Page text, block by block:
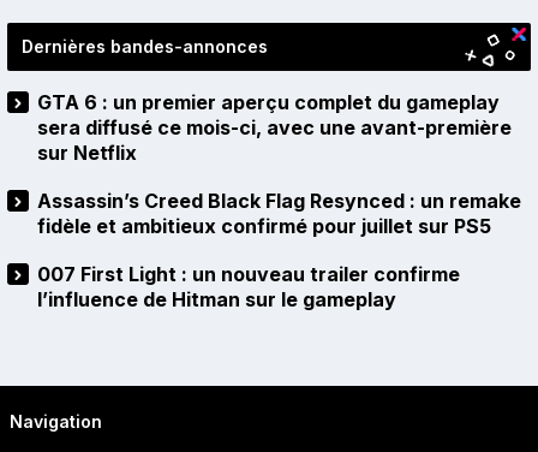
Dernières bandes-annonces
GTA 6 : un premier aperçu complet du gameplay
sera diffusé ce mois-ci, avec une avant-première
sur Netflix
Assassin’s Creed Black Flag Resynced : un remake
fidèle et ambitieux confirmé pour juillet sur PS5
007 First Light : un nouveau trailer confirme
l’influence de Hitman sur le gameplay
Navigation